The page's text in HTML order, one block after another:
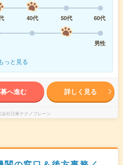
40代 50代
60代
男性
っと見る
へ進む 詳しく見る
会社日東テクノブレーン